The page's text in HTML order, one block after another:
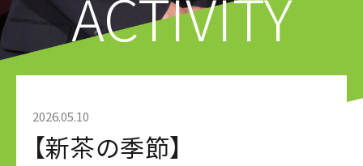
【新茶の季節】
2026.05.10